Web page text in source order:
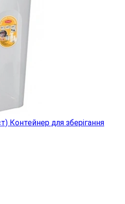
Контейнер для зберігання